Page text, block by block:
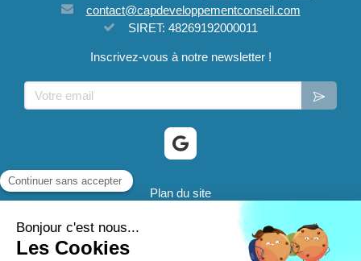
contact@capdeveloppementconseil.com
SIRET: 48269192000011
Inscrivez-vous à notre newsletter !
Votre email
Plan du site
® 2024 CD@C - Cap Developpement Conseil sont des
marques déposées.